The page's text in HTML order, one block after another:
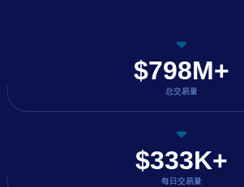
$798M+
总交易量
$333K+
每日交易量